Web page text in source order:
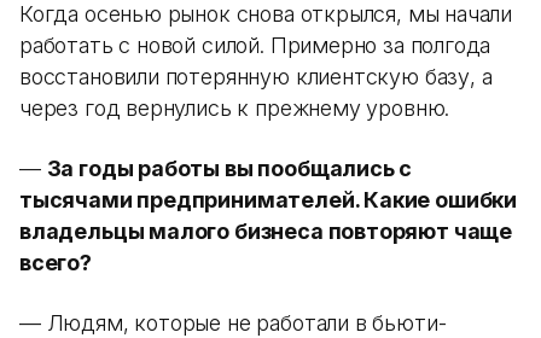
Когда осенью рынок снова открылся, мы начали
работать с новой силой. Примерно за полгода
восстановили потерянную клиентскую базу, а
через год вернулись к прежнему уровню.
— За годы работы вы пообщались с
тысячами предпринимателей. Какие ошибки
владельцы малого бизнеса повторяют чаще
всего?
— Людям, которые не работали в бьюти-